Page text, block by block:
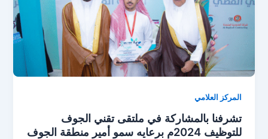
المركز العلامي
تشرفنا بالمشاركة في ملتقى تقني الجوف
للتوظيف 2024م برعايه سمو أمير منطقة الجوف